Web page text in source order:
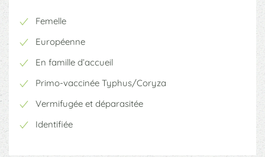
Femelle
Européenne
En famille d’accueil
Primo-vaccinée Typhus/Coryza
Vermifugée et déparasitée
Identifiée